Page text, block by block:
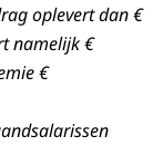
oplevert dan €
namelijk €
€